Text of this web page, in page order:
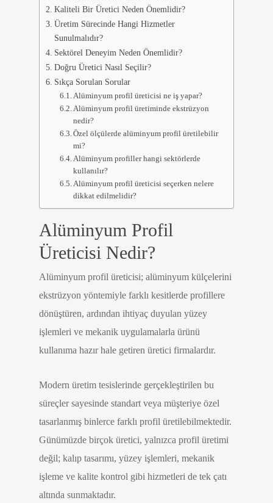
Kaliteli Bir Üretici Neden Önemlidir?
Üretim Sürecinde Hangi Hizmetler
Sunulmalıdır?
Sektörel Deneyim Neden Önemlidir?
Doğru Üretici Nasıl Seçilir?
Sıkça Sorulan Sorular
Alüminyum profil üreticisi ne iş yapar?
Alüminyum profil üretiminde ekstrüzyon
nedir?
Özel ölçülerde alüminyum profil üretilebilir
mi?
Alüminyum profiller hangi sektörlerde
kullanılır?
Alüminyum profil üreticisi seçerken nelere
dikkat edilmelidir?
Alüminyum Profil
Üreticisi Nedir?
Alüminyum profil üreticisi; alüminyum külçelerini
ekstrüzyon yöntemiyle farklı kesitlerde profillere
dönüştüren, ardından ihtiyaç duyulan yüzey
işlemleri ve mekanik uygulamalarla ürünü
kullanıma hazır hale getiren üretici firmalardır.
Modern üretim tesislerinde gerçekleştirilen bu
süreçler sayesinde standart veya müşteriye özel
tasarlanmış binlerce farklı profil üretilebilmektedir.
Günümüzde birçok üretici, yalnızca profil üretimi
değil; kalıp tasarımı, yüzey işlemleri, mekanik
işleme ve kalite kontrol gibi hizmetleri de tek çatı
altında sunmaktadır.